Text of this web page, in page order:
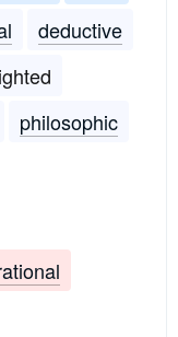
deductive
philosophic